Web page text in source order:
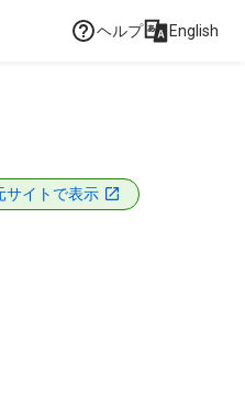
ヘルプ English
サイトで表示